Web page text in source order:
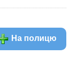
На полицю